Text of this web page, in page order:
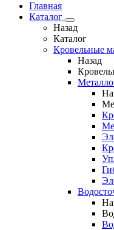
Главная
Каталог
Назад
Каталог
Кровельные
Назад